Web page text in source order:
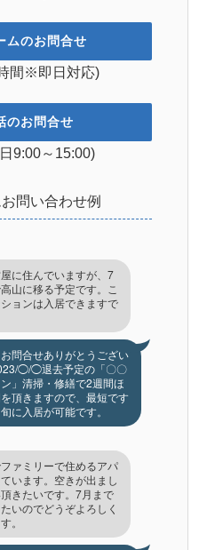
ムのお問合せ
間※即日対応)
のお問合せ
9:00～15:00)
問い合わせ例
に住んでいますが、7
山に移る予定です。こ
ョンは入居できますで
問合せありがとうござい
◯/◯退去予定の「〇〇
」清掃・修繕で2週間ほ
頂きますので、最短です
に入居が可能です。
ァミリーで住めるアパ
います。空きが出まし
きたいです。7月まで
いのでどうぞよろしく
。